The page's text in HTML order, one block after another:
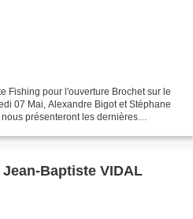
Fishing pour l'ouverture Brochet sur le
07 Mai, Alexandre Bigot et Stéphane
présenteront les dernières
Baptiste VIDAL